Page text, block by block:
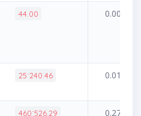
44.00 0.00%
25˙240.46 0.01%
460˙526.29 0.27%